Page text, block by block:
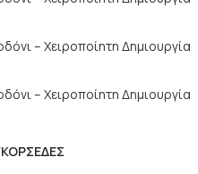
ΚΟΡΣΕΔΕΣ